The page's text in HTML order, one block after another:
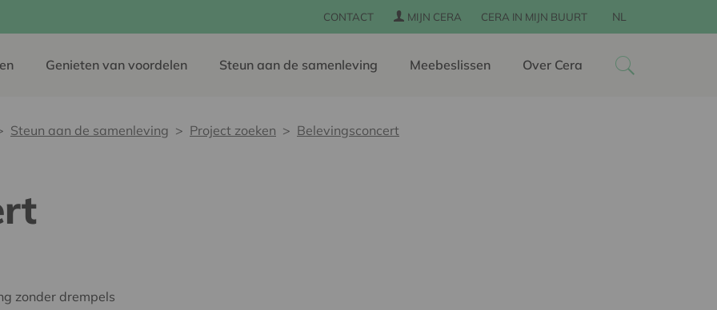
CONTACT MIJN CERA CERA IN MIJN BUURT NL
Genieten van voordelen Steun aan de samenleving Meebeslissen Over Cera
Steun aan de samenleving Project zoeken Belevingsconcert
zonder drempels